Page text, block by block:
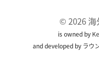
© 2026 海
is owned by
and developed by ラウ